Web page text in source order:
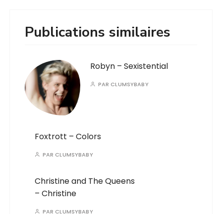
Publications similaires
Robyn – Sexistential
PAR CLUMSYBABY
Foxtrott – Colors
PAR CLUMSYBABY
Christine and The Queens
– Christine
PAR CLUMSYBABY